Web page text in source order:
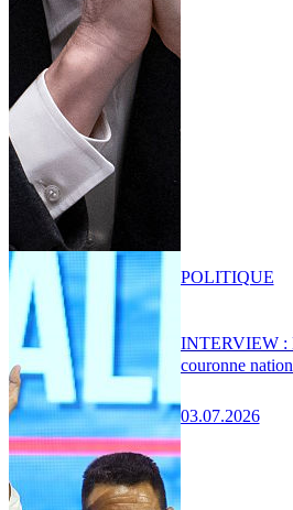
INTERVIEW :
couronne
03.07.2026
POLITIQUE